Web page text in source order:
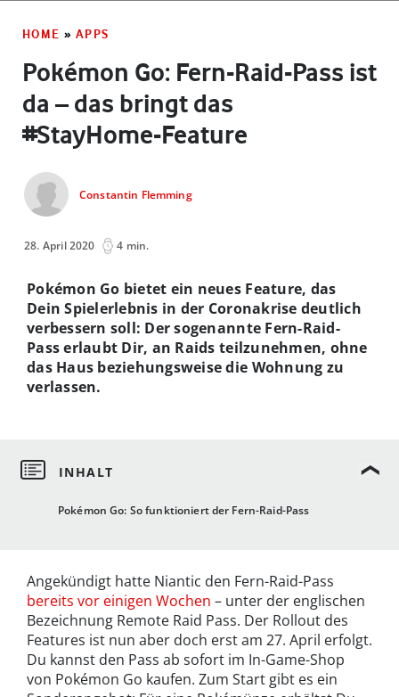
HOME » APPS
Pokémon Go: Fern-Raid-Pass ist
da – das bringt das
#StayHome-Feature
Constantin Flemming
28. April 2020 4 min.
Pokémon Go: So funktioniert der Fern-Raid-Pass
Pokémon Go bietet ein neues Feature, das
Dein Spielerlebnis in der Coronakrise deutlich
verbessern soll: Der sogenannte Fern-Raid-
Pass erlaubt Dir, an Raids teilzunehmen, ohne
das Haus beziehungsweise die Wohnung zu
verlassen.
Angekündigt hatte Niantic den Fern-Raid-Pass
bereits vor einigen Wochen – unter der englischen
Bezeichnung Remote Raid Pass. Der Rollout des
Features ist nun aber doch erst am 27. April erfolgt.
Du kannst den Pass ab sofort im In-Game-Shop
von Pokémon Go kaufen. Zum Start gibt es ein